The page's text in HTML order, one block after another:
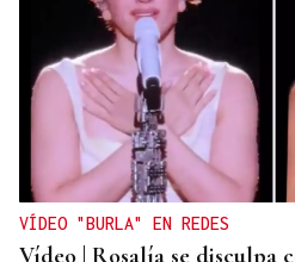
VÍDEO "BURLA" EN REDES